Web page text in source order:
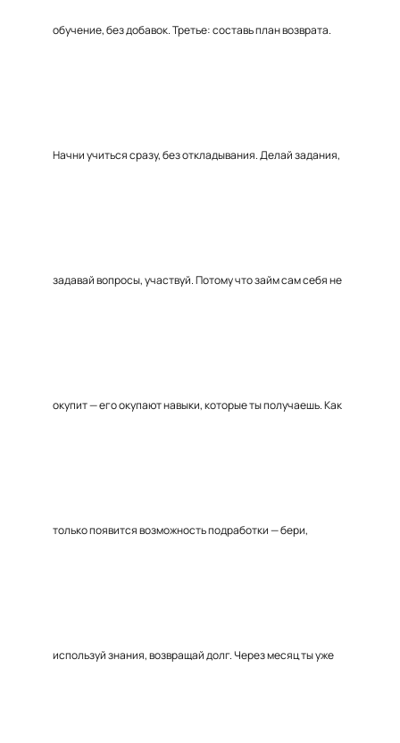
обучение, без добавок. Третье: составь план возврата.
Начни учиться сразу, без откладывания. Делай задания,
задавай вопросы, участвуй. Потому что займ сам себя не
окупит — его окупают навыки, которые ты получаешь. Как
только появится возможность подработки — бери,
используй знания, возвращай долг. Через месяц ты уже